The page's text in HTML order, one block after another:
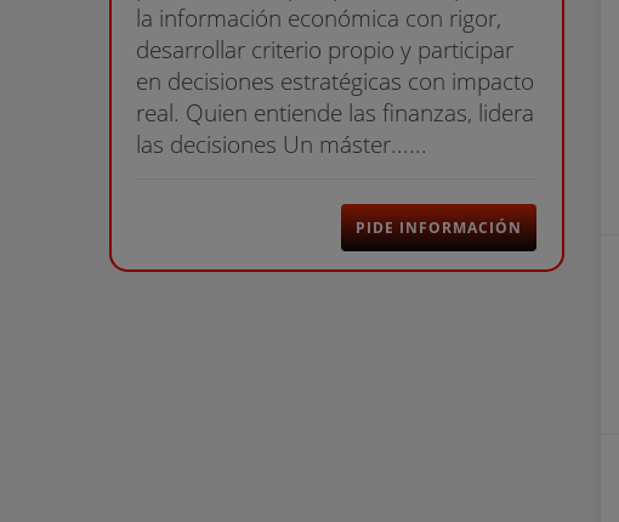
la información económica con rigor,
desarrollar criterio propio y participar
en decisiones estratégicas con impacto
real. Quien entiende las finanzas, lidera
las decisiones Un máster......
PIDE INFORMACIÓN